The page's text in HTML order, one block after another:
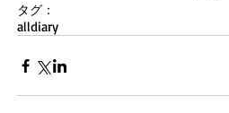
タグ：
alldiary